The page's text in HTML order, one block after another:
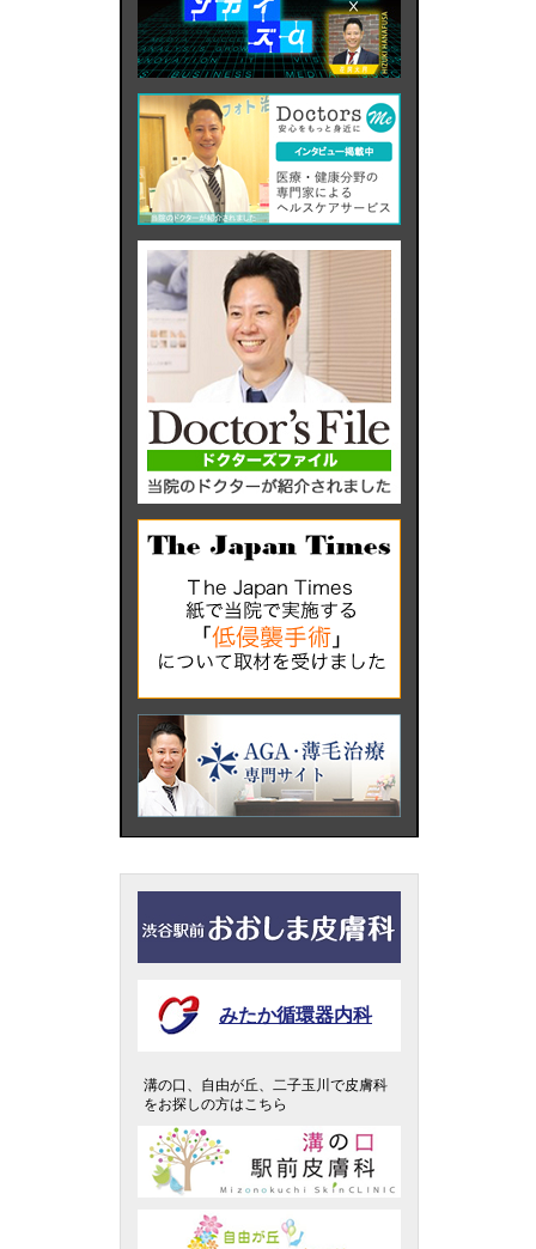
みたか循環器内科
溝の口、自由が丘、二子玉川で皮膚科
をお探しの方はこちら